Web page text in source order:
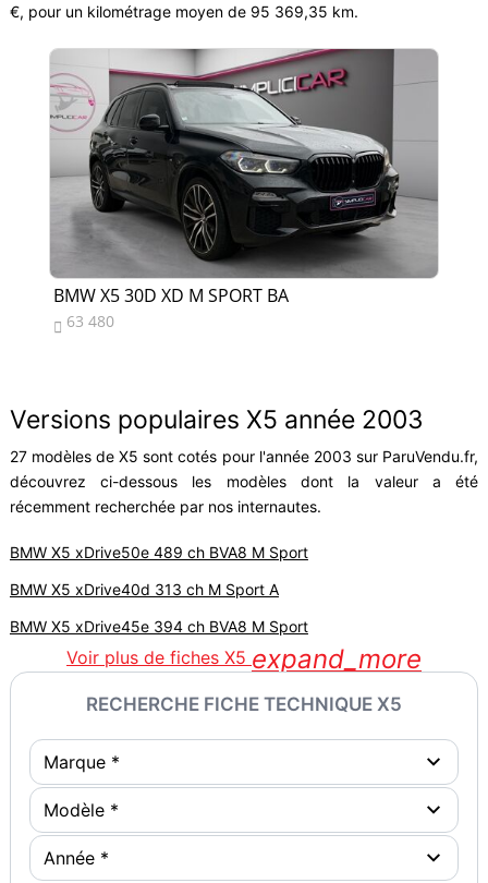
€, pour un kilométrage moyen de 95 369,35 km.
BMW X5 30D XD M SPORT BA
 63 480
Versions populaires X5 année 2003
27 modèles de X5 sont cotés pour l'année 2003 sur ParuVendu.fr,
découvrez ci-dessous les modèles dont la valeur a été
récemment recherchée par nos internautes.
BMW X5 xDrive50e 489 ch BVA8 M Sport
BMW X5 xDrive40d 313 ch M Sport A
BMW X5 xDrive45e 394 ch BVA8 M Sport
Voir plus de fiches X5 expand_more
RECHERCHE FICHE TECHNIQUE X5